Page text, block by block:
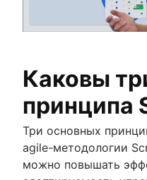
Навыки
Управление
Процесс
Risk analysis
Project
What is a PMO?
Adaptive
Каковы
принципа
Три основных
agile-методологии
можно повышать